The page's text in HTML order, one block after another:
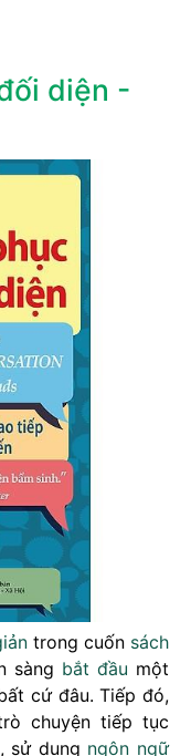
diện -
trong cuốn sách
sàng bắt đầu một
cứ đâu. Tiếp đó,
chuyện tiếp tục
, sử dụng ngôn ngữ